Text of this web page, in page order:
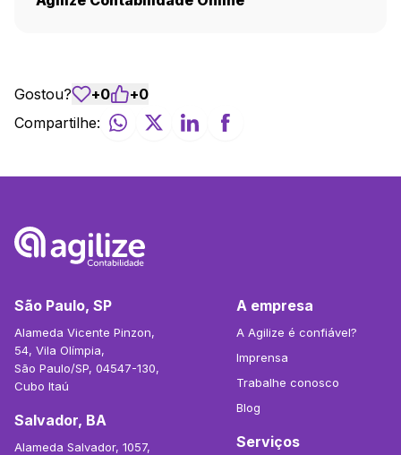
Gostou? +0 +0
Compartilhe:
São Paulo, SP
Alameda Vicente Pinzon,
54, Vila Olímpia,
São Paulo/SP, 04547-130,
Cubo Itaú
Salvador, BA
Alameda Salvador, 1057,
A empresa
A Agilize é confiável?
Imprensa
Trabalhe conosco
Blog
Serviços